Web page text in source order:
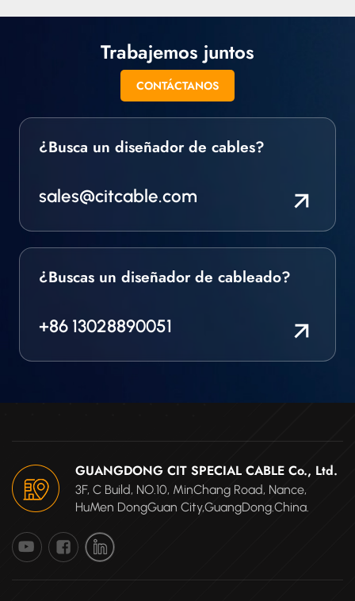
Trabajemos juntos
CONTÁCTANOS
¿Busca un diseñador de cables?
sales@citcable.com
¿Buscas un diseñador de cableado?
+86 13028890051
GUANGDONG CIT SPECIAL CABLE Co., Ltd.
3F, C Build, NO.10, MinChang Road, Nance,
HuMen DongGuan City,GuangDong.China.